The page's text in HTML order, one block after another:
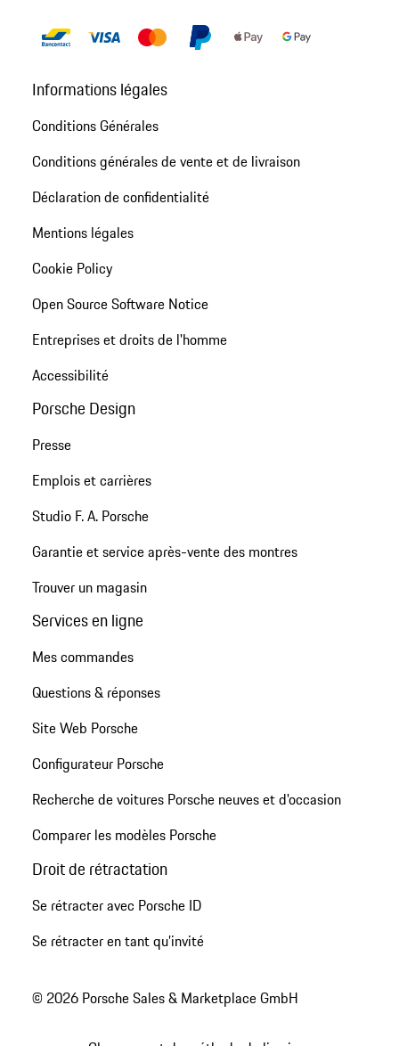
Informations légales
Conditions Générales
Conditions générales de vente et de livraison
Déclaration de confidentialité
Mentions légales
Cookie Policy
Open Source Software Notice
Entreprises et droits de l'homme
Accessibilité
Porsche Design
Presse
Emplois et carrières
Studio F. A. Porsche
Garantie et service après-vente des montres
Trouver un magasin
Services en ligne
Mes commandes
Questions & réponses
Site Web Porsche
Configurateur Porsche
Recherche de voitures Porsche neuves et d'occasion
Comparer les modèles Porsche
Droit de rétractation
Se rétracter avec Porsche ID
Se rétracter en tant qu’invité
© 2026 Porsche Sales & Marketplace GmbH